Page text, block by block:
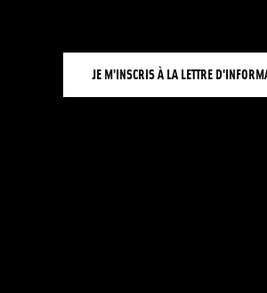
JE M'INSCRIS À LA LETTRE